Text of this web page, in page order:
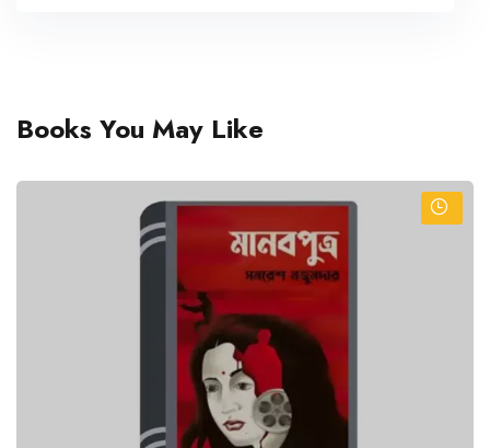
Books You May Like